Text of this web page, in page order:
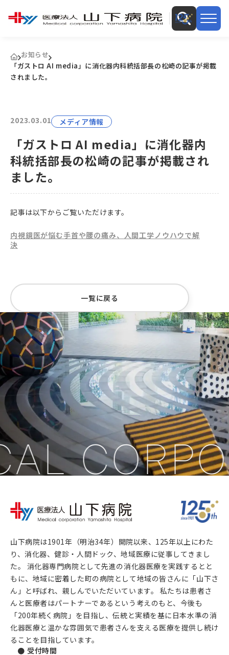
お知らせ
「ガストロ AI media」に消化器内科統括部長の松崎の記事が掲載
されました。
2023.03.01 メディア情報
「ガストロ AI media」に消化器内
科統括部長の松崎の記事が掲載され
ました。
記事は以下からご覧いただけます。
内視鏡医が悩む手首や腰の痛み、人間工学ノウハウで解
決
一覧に戻る
山下病院は1901年（明治34年）開院以来、125年以上にわた
り、消化器、健診・人間ドック、地域医療に従事してきまし
た。 消化器専門病院として先進の消化器医療を実践するとと
もに、地域に密着した町の病院として地域の皆さんに「山下さ
ん」と呼ばれ、親しんでいただいています。 私たちは患者さ
んと医療者はパートナーであるという考えのもと、今後も
「200年続く病院」を目指し、伝統と実績を基に日本水準の消
化器医療と温かな雰囲気で患者さんを支える医療を提供し続け
ることを目指しています。
● 受付時間